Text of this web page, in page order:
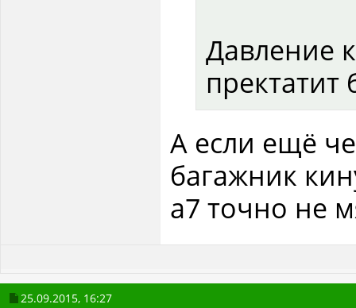
Давление
А если ещё
багажник
а7 точно не
25.09.2015, 16:27